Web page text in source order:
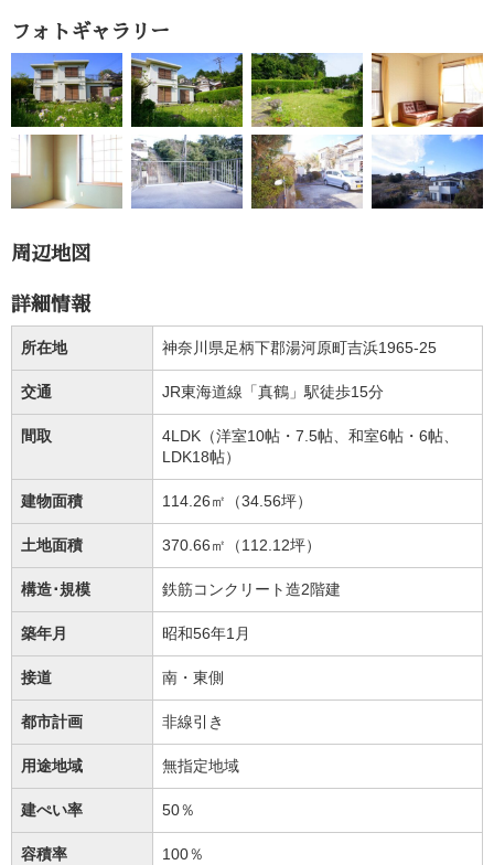
フォトギャラリー
周辺地図
詳細情報
所在地 神奈川県足柄下郡湯河原町吉浜1965-25
交通 JR東海道線「真鶴」駅徒歩15分
間取
4LDK（洋室10帖・7.5帖、和室6帖・6帖、
LDK18帖）
建物面積 114.26㎡（34.56坪）
土地面積 370.66㎡（112.12坪）
構造･規模 鉄筋コンクリート造2階建
築年月 昭和56年1月
接道 南・東側
都市計画 非線引き
用途地域 無指定地域
建ぺい率 50％
容積率 100％